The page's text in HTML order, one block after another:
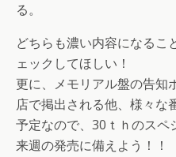
る。
どちらも濃い内容になるこ
ェックしてほしい！
更に、メモリアル盤の告知
店で掲出される他、様々な
予定なので、30ｔｈのスペ
来週の発売に備えよう！！